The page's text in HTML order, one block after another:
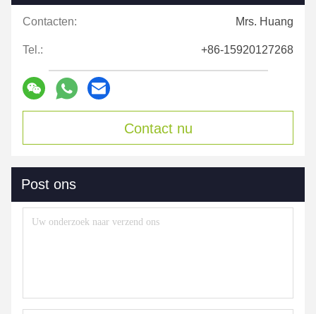
Contacten: Mrs. Huang
Tel.: +86-15920127268
Contact nu
Post ons